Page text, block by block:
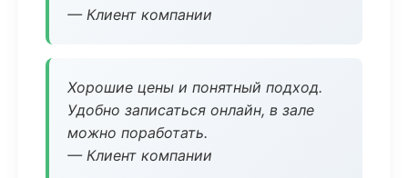
— Клиент компании
Хорошие цены и понятный подход.
Удобно записаться онлайн, в зале
можно поработать.
— Клиент компании